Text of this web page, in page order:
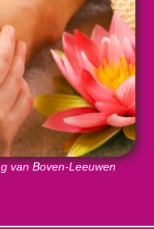
van Boven-Leeuwen